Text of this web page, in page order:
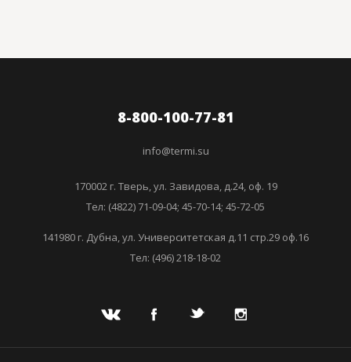
8-800-100-77-81
info@termi.su
170002 г. Тверь, ул. Завидова, д.24, оф. 19
Тел: (4822) 71-09-04; 45-70-14; 45-72-05
141980 г. Дубна, ул. Университетская д.11 стр.29 оф.16
Тел: (496) 218-18-02